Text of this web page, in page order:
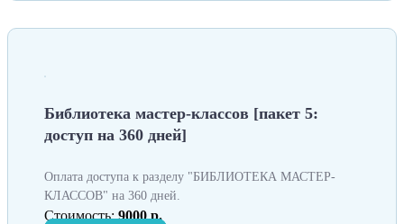
Библиотека мастер-классов [пакет 5:
доступ на 360 дней]
Оплата доступа к разделу "БИБЛИОТЕКА МАСТЕР-
КЛАССОВ" на 360 дней.
Стоимость: 9000 р.